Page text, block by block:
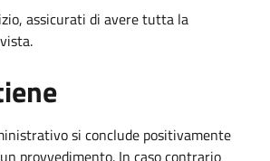
assicurati di avere tutta la
si conclude positivamente
provvedimento. In caso contrario